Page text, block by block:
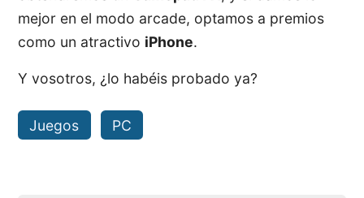
mejor en el modo arcade, optamos a premios
como un atractivo iPhone.
Y vosotros, ¿lo habéis probado ya?
Juegos PC